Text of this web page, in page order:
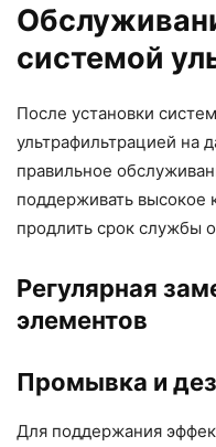
системой
После установки
ультрафильтрацией на
правильное
поддерживать высокое
продлить срок службы
Регулярная
элементов
Промывка и
Для поддержания